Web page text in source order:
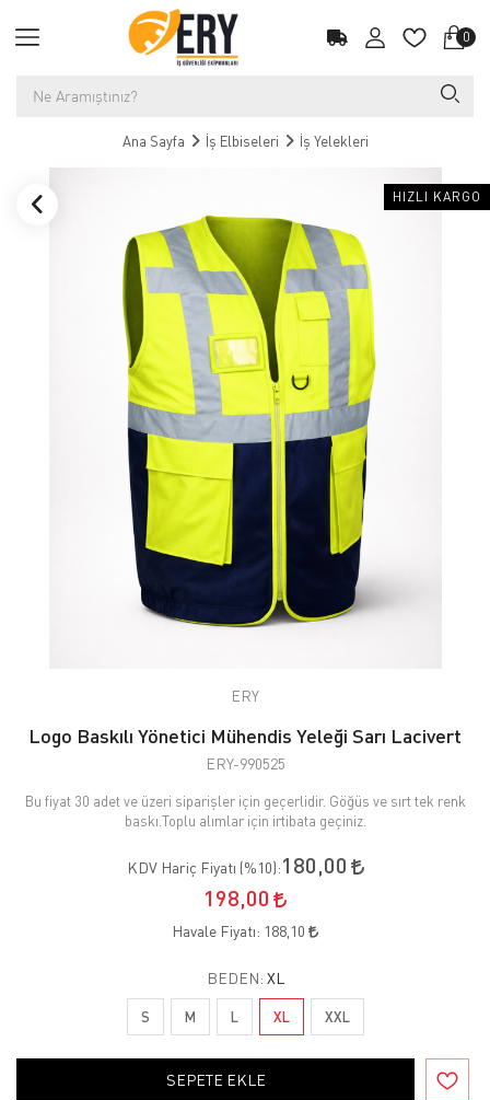
0
Ana Sayfa İş Elbiseleri İş Yelekleri
HIZLI KARGO
ERY
Logo Baskılı Yönetici Mühendis Yeleği Sarı Lacivert
ERY-990525
Bu fiyat 30 adet ve üzeri siparişler için geçerlidir. Göğüs ve sırt tek renk
baskı.Toplu alımlar için irtibata geçiniz.
KDV Hariç Fiyatı (%10):180,00
198,00
Havale Fiyatı: 188,10
BEDEN: XL
S M L XL XXL
SEPETE EKLE